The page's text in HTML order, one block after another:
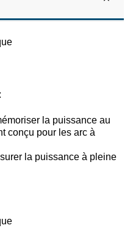
la puissance au
conçu pour les arc à
la puissance à pleine